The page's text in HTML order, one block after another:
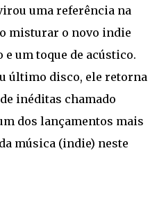
uma referência na
misturar o novo indie
um toque de acústico.
último disco, ele retorna
inéditas chamado
dos lançamentos mais
música (indie) neste